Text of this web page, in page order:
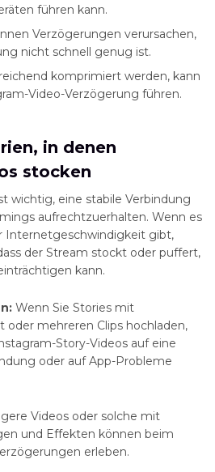
führen kann.
Verzögerungen verursachen,
nicht schnell genug ist.
komprimiert werden, kann
Video-Verzögerung führen.
in denen
stocken
wichtig, eine stabile Verbindung
aufrechtzuerhalten. Wenn es
Internetgeschwindigkeit gibt,
der Stream stockt oder puffert,
kann.
Wenn Sie Stories mit
oder mehreren Clips hochladen,
Story-Videos auf eine
oder auf App-Probleme
Videos oder solche mit
und Effekten können beim
erleben.